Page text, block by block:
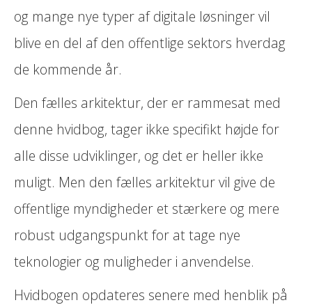
og mange nye typer af digitale løsninger vil
blive en del af den offentlige sektors hverdag
de kommende år.
Den fælles arkitektur, der er rammesat med
denne hvidbog, tager ikke specifikt højde for
alle disse udviklinger, og det er heller ikke
muligt. Men den fælles arkitektur vil give de
offentlige myndigheder et stærkere og mere
robust udgangspunkt for at tage nye
teknologier og muligheder i anvendelse.
Hvidbogen opdateres senere med henblik på